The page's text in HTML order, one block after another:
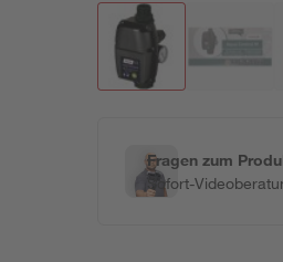
Fragen zum
Sofort-